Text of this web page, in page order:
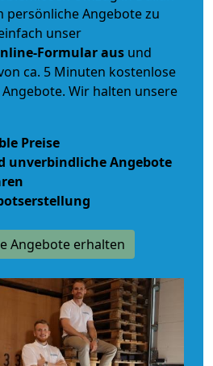
persönliche Angebote zu
unser
Formular aus und
ca. 5 Minuten kostenlose
Wir halten unsere
Preise
unverbindliche Angebote
Angebote erhalten